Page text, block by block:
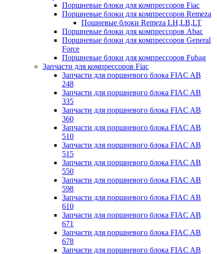
Поршневые блоки для компрессоров Fiac
Поршневые блоки для компрессоров Remeza
Пошневые блоки Remeza LH,LB,LT
Поршневые блоки для компрессоров Abac
Поршневые блоки для компрессоров General
Force
Поршневые блоки для компрессоров Fubag
Запчасти для компрессоров Fiac
Запчасти для поршневого блока FIAC AB
248
Запчасти для поршневого блока FIAC AB
335
Запчасти для поршневого блока FIAC AB
360
Запчасти для поршневого блока FIAC AB
510
Запчасти для поршневого блока FIAC AB
515
Запчасти для поршневого блока FIAC AB
550
Запчасти для поршневого блока FIAC AB
598
Запчасти для поршневого блока FIAC AB
610
Запчасти для поршневого блока FIAC AB
671
Запчасти для поршневого блока FIAC AB
678
Запчасти для поршневого блока FIAC AB